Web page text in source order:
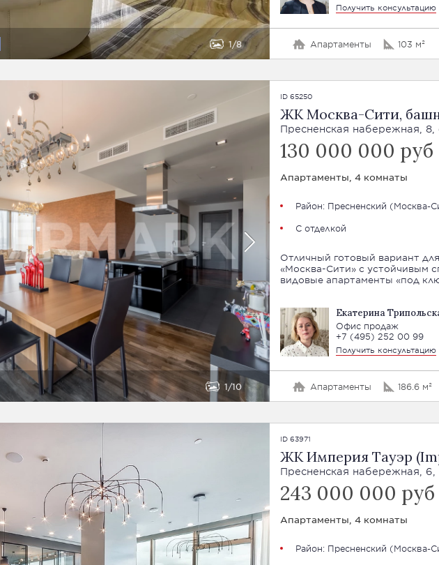
1 8
Получить консультацию
Апартаменты 103 м²
1 10
ID 65250
ЖК Москва-Сити,
Пресненская набережная, 8,
130 000 000 руб
Апартаменты, 4 комнаты
Район: Пресненский (Москва-
С отделкой
Отличный готовый вариант
«Москва-Сити» с устойчивым
видовые апартаменты «под
Екатерина
Офис продаж
+7 (495) 252 00 99
Получить консультацию
Апартаменты 186.6 м²
ID 63971
ЖК Империя Тауэр
Пресненская набережная, 6,
243 000 000 руб
Апартаменты, 4 комнаты
Район: Пресненский (Москва-